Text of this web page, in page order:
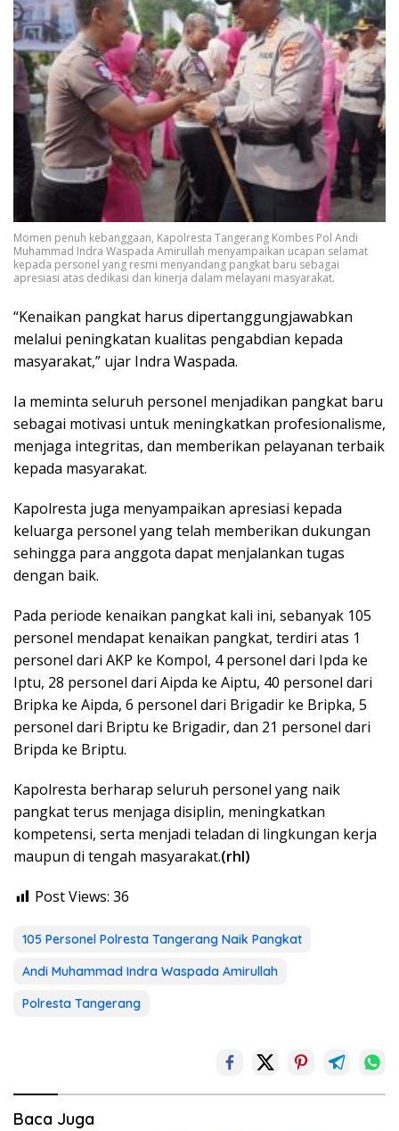
Momen penuh kebanggaan, Kapolresta Tangerang Kombes Pol Andi
Muhammad Indra Waspada Amirullah menyampaikan ucapan selamat
kepada personel yang resmi menyandang pangkat baru sebagai
apresiasi atas dedikasi dan kinerja dalam melayani masyarakat.
“Kenaikan pangkat harus dipertanggungjawabkan
melalui peningkatan kualitas pengabdian kepada
masyarakat,” ujar Indra Waspada.
Ia meminta seluruh personel menjadikan pangkat baru
sebagai motivasi untuk meningkatkan profesionalisme,
menjaga integritas, dan memberikan pelayanan terbaik
kepada masyarakat.
Kapolresta juga menyampaikan apresiasi kepada
keluarga personel yang telah memberikan dukungan
sehingga para anggota dapat menjalankan tugas
dengan baik.
Pada periode kenaikan pangkat kali ini, sebanyak 105
personel mendapat kenaikan pangkat, terdiri atas 1
personel dari AKP ke Kompol, 4 personel dari Ipda ke
Iptu, 28 personel dari Aipda ke Aiptu, 40 personel dari
Bripka ke Aipda, 6 personel dari Brigadir ke Bripka, 5
personel dari Briptu ke Brigadir, dan 21 personel dari
Bripda ke Briptu.
Kapolresta berharap seluruh personel yang naik
pangkat terus menjaga disiplin, meningkatkan
kompetensi, serta menjadi teladan di lingkungan kerja
maupun di tengah masyarakat.(rhl)
Post Views: 36
105 Personel Polresta Tangerang Naik Pangkat
Andi Muhammad Indra Waspada Amirullah
Polresta Tangerang
Baca Juga